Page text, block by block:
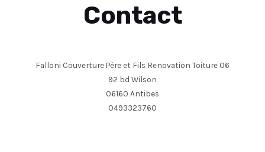
Contact
Falloni Couverture Père et Fils Renovation Toiture 06
92 bd Wilson
06160 Antibes
0493323760